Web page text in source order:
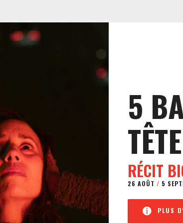
5
TÊTE
RÉCIT
26 AOÛT / 5
PLUS